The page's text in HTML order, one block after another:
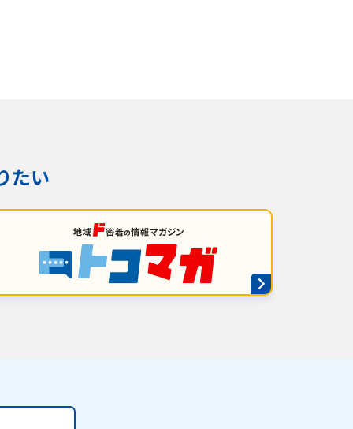
組審議会議事録 情報セキュリティ基本方針
たい